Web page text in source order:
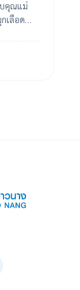
คุณแม่
เลือด